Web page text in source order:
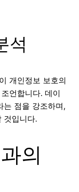
석
개인정보 보호의
언합니다. 데이
는 점을 강조하며,
것입니다.
의